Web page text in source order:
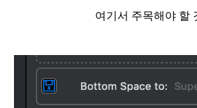
여기서 주목해야 할